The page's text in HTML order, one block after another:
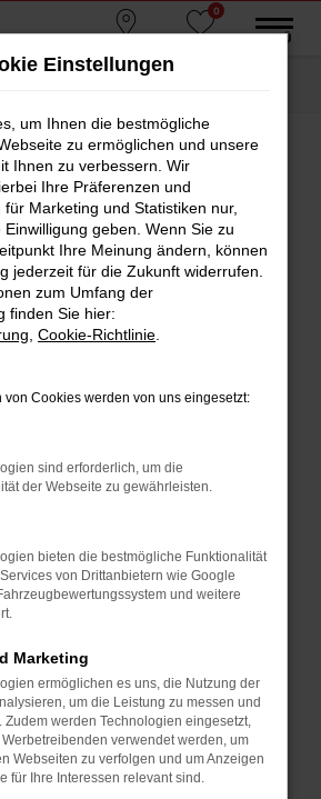
0
MENÜ
Error
Fehler aufgetreten.
Tipps, die dir helfen können:
Firewall und deine
zum Beispiel deine
bestimmter Seiten
die Seite in einem
neu.
helfen, vorübergehende
auf dem neuesten Stand
birgt nicht nur ein
sondern kann auch dazu
bestimmte Funktionen nicht mehr
Einstellungen
um Ihnen die bestmögliche
zu ermöglichen und unsere
Ihnen zu verbessern. Wir
Ihre Präferenzen und
Marketing und Statistiken nur,
geben. Wenn Sie zu
Ihre Meinung ändern, können
jederzeit für die Zukunft widerrufen.
zum Umfang der
finden Sie hier:
Cookie-Richtlinie
von Cookies werden von uns eingesetzt:
sind erforderlich, um die
der Webseite zu gewährleisten.
bieten die bestmögliche Funktionalität
von Drittanbietern wie Google
und weitere
Marketing
ermöglichen es uns, die Nutzung der
um die Leistung zu messen und
Zudem werden Technologien eingesetzt,
verwendet werden, um
Webseiten zu verfolgen und um Anzeigen
für Ihre Interessen relevant sind.